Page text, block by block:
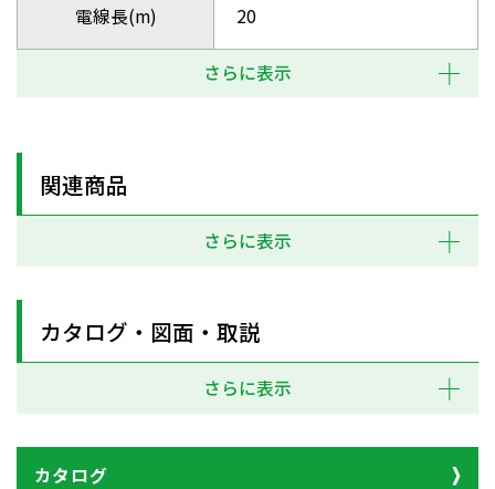
電線長(m) 20
さらに表示
関連商品
さらに表示
カタログ・図面・取説
さらに表示
カタログ